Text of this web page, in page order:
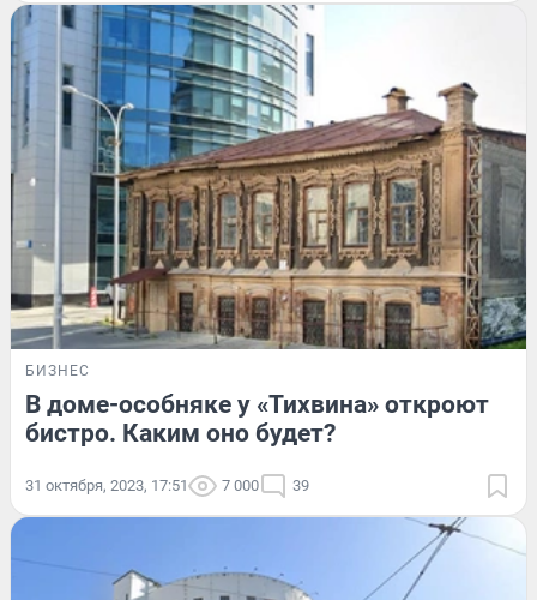
БИЗНЕС
В доме-особняке у «Тихвина» откроют
бистро. Каким оно будет?
31 октября, 2023, 17:51 7 000 39